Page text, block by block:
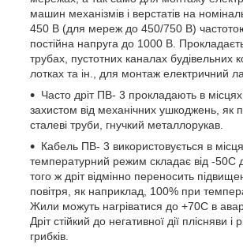
машин механізмів і верстатів на
450 В (для мереж до 450/750 В)
постійна напруга до 1000 В.
трубах, пустотних каналах будівельних
лотках та ін., для монтаж електричний
Часто дріт ПВ- 3 прокладають в
захистом від механічних ушкоджень, як
сталеві труби, гнучкий металлорукав.
Кабель ПВ- 3 використовується в
температурний режим складає від -50С
того ж дріт відмінно переносить
повітря, як наприклад, 100% при
Жили можуть нагріватися до +70С в
Дріт стійкий до негативної дії плісняви і
грибків.